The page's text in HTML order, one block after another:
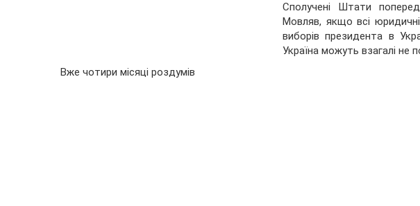
Сполучені Штати
Мовляв, якщо всі
виборів президента в
Україна можуть взагалі не
Вже чотири місяці роздумів